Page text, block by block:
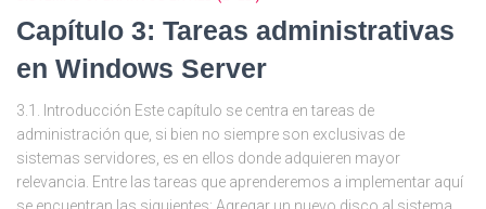
Capítulo 3: Tareas administrativas
en Windows Server
3.1. Introducción Este capítulo se centra en tareas de
administración que, si bien no siempre son exclusivas de
sistemas servidores, es en ellos donde adquieren mayor
relevancia. Entre las tareas que aprenderemos a implementar aquí